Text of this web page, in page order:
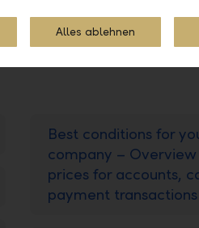
Best conditions for
company –
prices for accounts,
payment transactions
Alles ablehnen